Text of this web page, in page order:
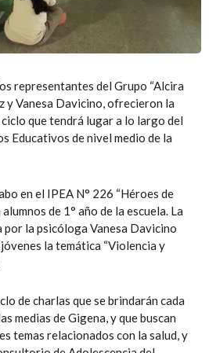
representantes del Grupo “Alcira
y Vanesa Davicino, ofrecieron la
que tendrá lugar a lo largo del
Educativos de nivel medio de la
en el IPEA N° 226 “Héroes de
de 1° año de la escuela. La
la psicóloga Vanesa Davicino
la temática “Violencia y
de charlas que se brindarán cada
medias de Gigena, y que buscan
temas relacionados con la salud, y